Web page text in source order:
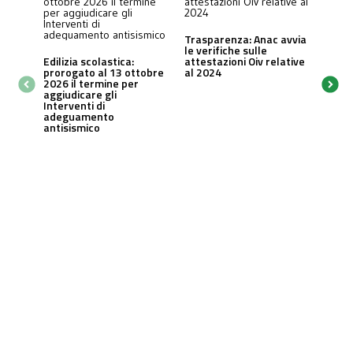
Edilizia scolastica:
prorogato al 13 ottobre
2026 il termine per
aggiudicare gli
Interventi di
adeguamento
antisismico
Trasparenza: Anac avvia
le verifiche sulle
attestazioni Oiv relative
al 2024